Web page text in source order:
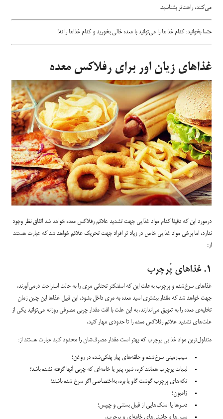
می‌کنند، راحت‌تر بشناسید.
حتما بخوانید: کدام غذاها را می‌توانید با معده خالی بخورید و کدام غذاها را نه!
غذاهای زیان اور برای رفلاکس معده
درمورد این که دقیقا کدام مواد غذایی جهت تشدید علائم رفلاکس معده خواهد شد اتفاق نظر وجود
ندارد، اما برخی مواد غذایی خاص در زیاد تر افراد جهت تحریک علائم خواهد شد که عبارت هستند
از:
۱. غذاهای پُرچرب
غذاهای سرخ‌شده و پرچرب به‌علت این که اسفنکتر تحتانی مری را به حالت استراحت درمی‌آورند،
جهت خواهد شد که مقدار بیشتری اسید معده به مری داخل بشود. این قبیل غذاها این چنین زمان
تخلیه‌ی معده را به تعویق می‌اندازند. به این علت با افت مقدار چربی مصرفی روزانه می‌توانید یکی از
علت‌های تشدید علائم رفلاکس معده را تا حدودی مهار کنید.
متداول‌ترین مواد غذایی پرچرب که بهتر است مقدار مصرف‌شان را محدود کنید عبارت هستند از:
سیب‌زمینی سرخ‌شده و حلقه‌های پیاز پفکی‌شده در روغن؛
لبنیات پرچرب همانند کره، شیر، پنیر یا خامه‌ای که چربی آنها گرفته نشده باشد؛
تکه‌های پرچرب گوشت گاو یا بره، به‌اختصاصی اگر سرخ شده باشند؛
ژامبون؛
دسرها یا اسنک‌هایی از قبیل بستنی و چیپس؛
سس‌ها و چاشنی‌های خامه‌ای و پرچرب.